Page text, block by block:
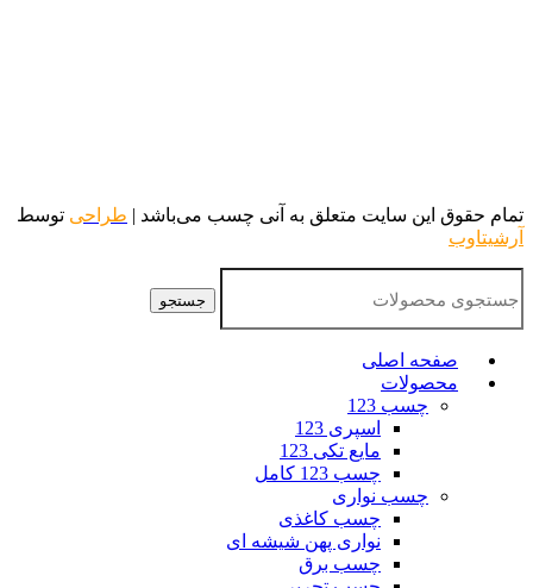
تمام حقوق این سایت متعلق به آنی چسب می‌باشد | طراحی توسط
آرشیتاوب
جستجو
صفحه اصلی
محصولات
چسب 123
اسپری 123
مایع تکی 123
چسب 123 کامل
چسب نواری
چسب کاغذی
نواری پهن شیشه ای
چسب برق